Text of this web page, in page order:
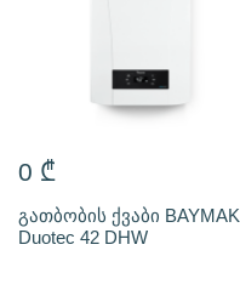
0 ₾
გათბობის ქვაბი BAYMAK
Duotec 42 DHW